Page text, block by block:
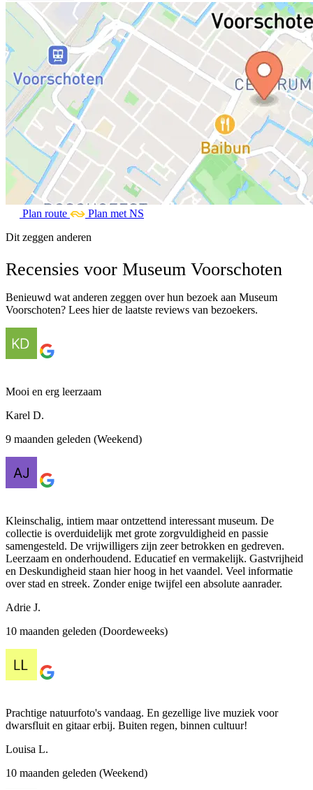
Plan route
Plan met NS
Dit zeggen anderen
Recensies voor Museum Voorschoten
Benieuwd wat anderen zeggen over hun bezoek aan Museum
Voorschoten? Lees hier de laatste reviews van bezoekers.
Mooi en erg leerzaam
Karel D.
9 maanden geleden (Weekend)
Kleinschalig, intiem maar ontzettend interessant museum. De
collectie is overduidelijk met grote zorgvuldigheid en passie
samengesteld. De vrijwilligers zijn zeer betrokken en gedreven.
Leerzaam en onderhoudend. Educatief en vermakelijk. Gastvrijheid
en Deskundigheid staan hier hoog in het vaandel. Veel informatie
over stad en streek. Zonder enige twijfel een absolute aanrader.
Adrie J.
10 maanden geleden (Doordeweeks)
Prachtige natuurfoto's vandaag. En gezellige live muziek voor
dwarsfluit en gitaar erbij. Buiten regen, binnen cultuur!
Louisa L.
10 maanden geleden (Weekend)